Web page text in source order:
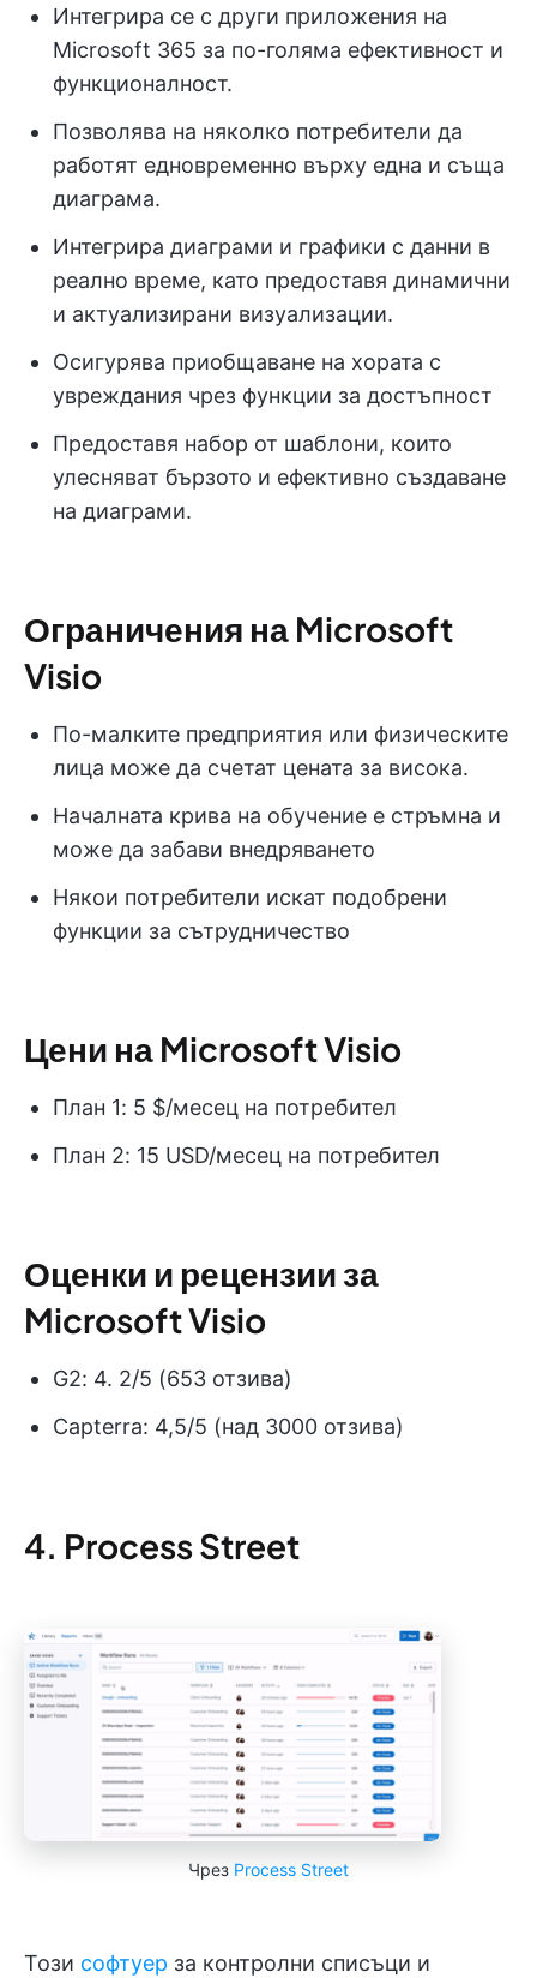
Интегрира се с други приложения на
Microsoft 365 за по-голяма ефективност и
функционалност.
Позволява на няколко потребители да
работят едновременно върху една и съща
диаграма.
Интегрира диаграми и графики с данни в
реално време, като предоставя динамични
и актуализирани визуализации.
Осигурява приобщаване на хората с
увреждания чрез функции за достъпност
Предоставя набор от шаблони, които
улесняват бързото и ефективно създаване
на диаграми.
Ограничения на Microsoft
Visio
По-малките предприятия или физическите
лица може да счетат цената за висока.
Началната крива на обучение е стръмна и
може да забави внедряването
Някои потребители искат подобрени
функции за сътрудничество
Цени на Microsoft Visio
План 1: 5 $/месец на потребител
План 2: 15 USD/месец на потребител
Оценки и рецензии за
Microsoft Visio
G2: 4. 2/5 (653 отзива)
Capterra: 4,5/5 (над 3000 отзива)
4. Process Street
Чрез Process Street
Този софтуер за контролни списъци и